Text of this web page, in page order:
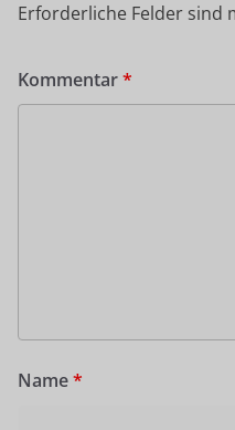
Erforderliche Felder sind
Kommentar*
Name*